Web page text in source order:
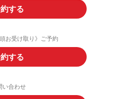
する
お受け取り》ご予約
する
い合わせ